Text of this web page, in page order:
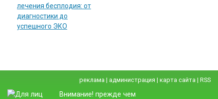
лечения бесплодия: от
диагностики до
успешного ЭКО
реклама | администрация | карта сайта | RSS
Внимание! прежде чем